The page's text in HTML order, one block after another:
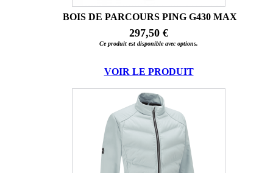
BOIS DE PARCOURS PING G430 MAX
297,50 €
Ce produit est disponible avec options.
VOIR LE PRODUIT